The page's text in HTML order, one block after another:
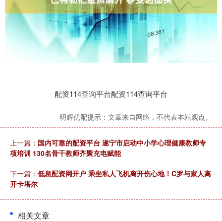
配资114查询平台配资114查询平台
明辉优配提示：文章来自网络，不代表本站观点。
上一篇： 国内可靠的配资平台 遂宁市启动中小学心理健康教师专
项培训 130名骨干教师齐聚充电赋能
下一篇： 低息配资网开户 乘坐私人飞机离开伤心地！C罗与家人离
开卡塔尔
相关文章